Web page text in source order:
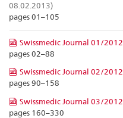
08.02.2013)
pages 01–105
Swissmedic Journal 01/2012
pages 02–88
Swissmedic Journal 02/2012
pages 90–158
Swissmedic Journal 03/2012
pages 160–330